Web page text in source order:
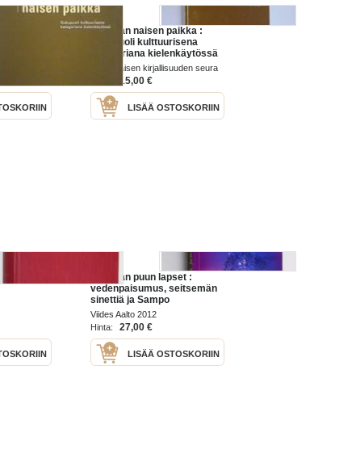
seura
Puhuvan naisen paikka :
sukupuoli kulttuurisena
kategoriana kielenkäytössä
Suomalaisen kirjallisuuden seura
15,00 €
LISÄÄ OSTOSKORIIN
Puhuvan puun lapset :
vedenpaisumus, seitsemän
sinettiä ja Sampo
Viides Aalto 2012
Hinta:
27,00 €
LISÄÄ OSTOSKORIIN